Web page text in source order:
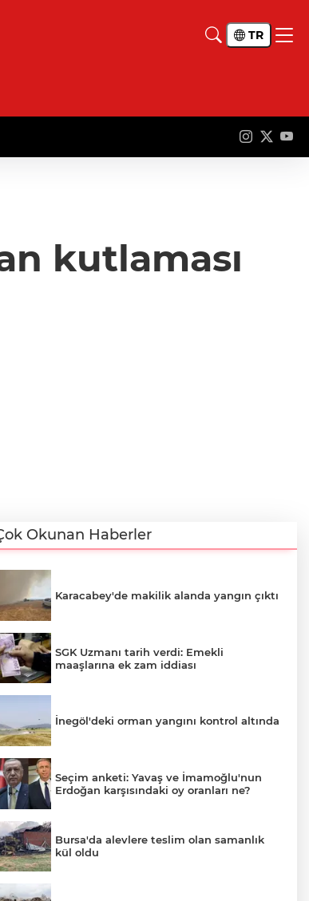
TR
kutlaması
Okunan Haberler
Karacabey'de makilik alanda yangın çıktı
SGK Uzmanı tarih verdi: Emekli
maaşlarına ek zam iddiası
İnegöl'deki orman yangını kontrol altında
Seçim anketi: Yavaş ve İmamoğlu'nun
Erdoğan karşısındaki oy oranları ne?
Bursa'da alevlere teslim olan samanlık
kül oldu